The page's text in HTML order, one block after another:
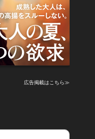
広告掲載はこちら≫